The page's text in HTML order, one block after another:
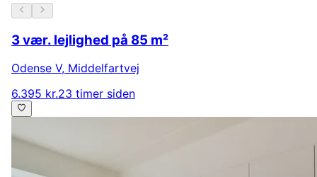
3 vær. lejlighed på 85 m²
Odense V, Middelfartvej
6.395 kr.23 timer siden